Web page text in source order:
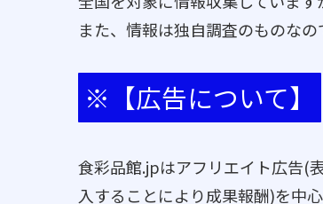
また、情報は独自調査のものなの
※【広告について】
食彩品館.jpはアフリエイト広告(
入することにより成果報酬)を中